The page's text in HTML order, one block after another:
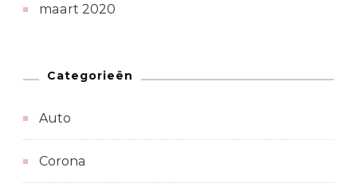
maart 2020
Categorieën
Auto
Corona